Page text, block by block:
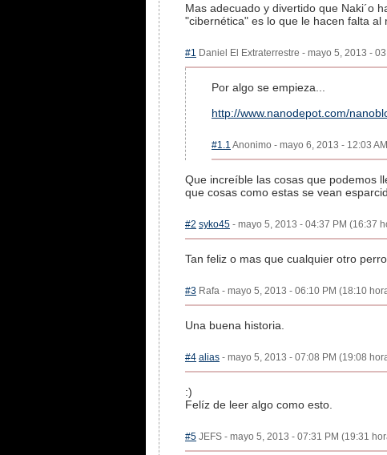
Mas adecuado y divertido que Naki´o
"cibernética" es lo que le hacen falta al
#1 Daniel El Extraterrestre - mayo 5, 2013 -
Por algo se empieza...
http://www.nanodepot.com/
#1.1 Anonimo - mayo 6, 2013 - 12:03
Que increíble las cosas que podemos
que cosas como estas se vean
#2 syko45 - mayo 5, 2013 - 04:37 PM (16:37
Tan feliz o mas que cualquier otro
#3 Rafa - mayo 5, 2013 - 06:10 PM (18:10
Una buena historia.
#4 alias - mayo 5, 2013 - 07:08 PM (19:08
:)
Felíz de leer algo como esto.
#5 JEFS - mayo 5, 2013 - 07:31 PM (19:31